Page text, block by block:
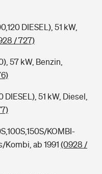
DIESEL), 51 kW,
/ 727)
57 kW, Benzin,
51 kW, Diesel,
KOMBI-
Kombi, ab 1991 (0928 /